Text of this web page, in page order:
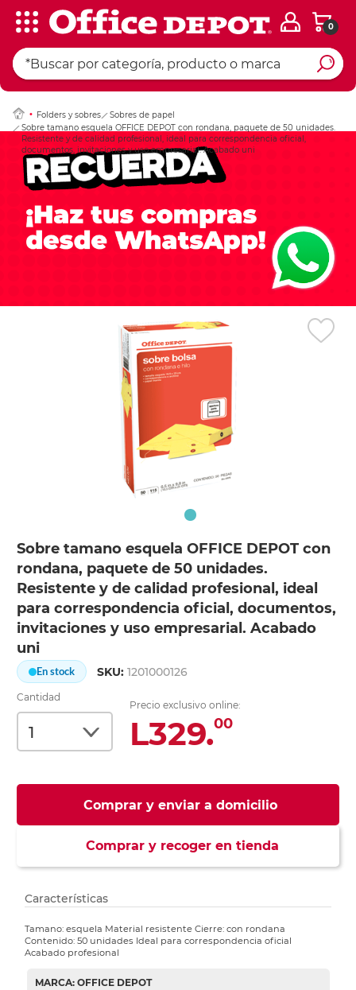
0
Folders y sobres
Sobres de papel
Sobre tamano esquela OFFICE DEPOT con rondana, paquete de 50 unidades.
Resistente y de calidad profesional, ideal para correspondencia oficial,
documentos, invitaciones y uso empresarial. Acabado uni
Sobre tamano esquela OFFICE DEPOT con
rondana, paquete de 50 unidades.
Resistente y de calidad profesional, ideal
para correspondencia oficial, documentos,
invitaciones y uso empresarial. Acabado
uni
En stock SKU:1201000126
Cantidad
Precio exclusivo online:
L329.00
Comprar y enviar a domicilio
Comprar y recoger en tienda
Ingresar Codigo
Características
Tamano: esquela Material resistente Cierre: con rondana
Contenido: 50 unidades Ideal para correspondencia oficial
Acabado profesional
MARCA: OFFICE DEPOT